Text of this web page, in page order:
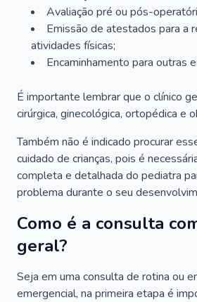
Avaliação pré ou pós-
Emissão de atestados para a
atividades físicas;
Encaminhamento para outras
É importante lembrar que o clínico
cirúrgica, ginecológica, ortopédica e
Também não é indicado procurar
cuidado de crianças, pois é
completa e detalhada do pediatra
problema durante o seu
Como é a consulta
geral?
Seja em uma consulta de rotina ou
emergencial, na primeira etapa é